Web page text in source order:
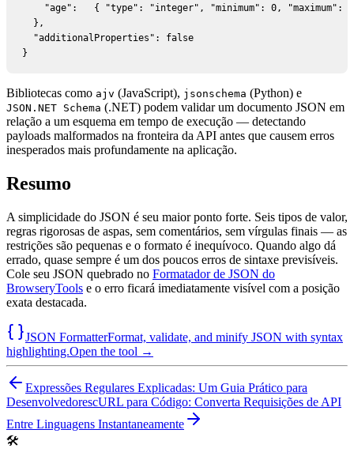
"age":   { "type": "integer", "minimum": 0, "maximum":
  },
  "additionalProperties": false
}
Bibliotecas como ajv (JavaScript), jsonschema (Python) e
JSON.NET Schema (.NET) podem validar um documento JSON em
relação a um esquema em tempo de execução — detectando
payloads malformados na fronteira da API antes que causem erros
inesperados mais profundamente na aplicação.
Resumo
A simplicidade do JSON é seu maior ponto forte. Seis tipos de valor,
regras rigorosas de aspas, sem comentários, sem vírgulas finais — as
restrições são pequenas e o formato é inequívoco. Quando algo dá
errado, quase sempre é um dos poucos erros de sintaxe previsíveis.
Cole seu JSON quebrado no Formatador de JSON do
BrowseryTools e o erro ficará imediatamente visível com a posição
exata destacada.
JSON FormatterFormat, validate, and minify JSON with syntax
highlighting.Open the tool →
Expressões Regulares Explicadas: Um Guia Prático para
DesenvolvedorescURL para Código: Converta Requisições de API
Entre Linguagens Instantaneamente
🛠️